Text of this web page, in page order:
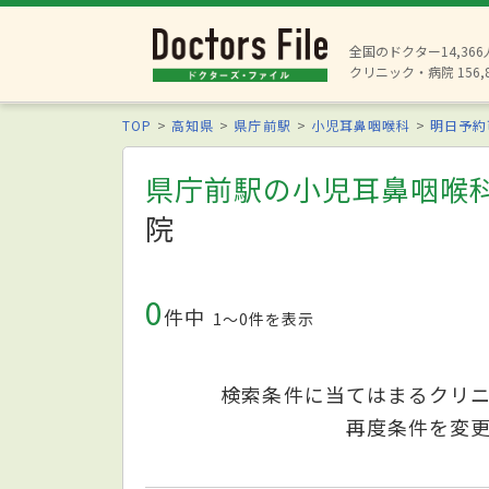
全国のドクター14,366
クリニック・病院
TOP 高知県 県庁前駅 小児耳鼻咽喉科 明日予
県庁前駅の小児耳鼻咽喉
院
0件中 1〜0件を表示
検索条件に当てはまるクリ
再度条件を変